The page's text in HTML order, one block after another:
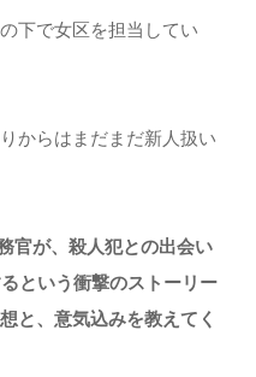
下で女区を担当してい
からはまだまだ新人扱い
官が、殺人犯との出会い
という衝撃のストーリー
と、意気込みを教えてく